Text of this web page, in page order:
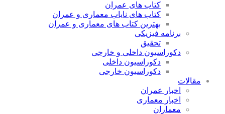
کتاب های عمران
کتاب های نایاب معماری و عمران
بهترین کتاب های معماری و عمران
برنامه فیزیکی
تحقیق
دکوراسیون داخلی و خارجی
دکوراسیون داخلی
دکوراسیون خارجی
مقالات
اخبار عمران
اخبار معماری
معماران